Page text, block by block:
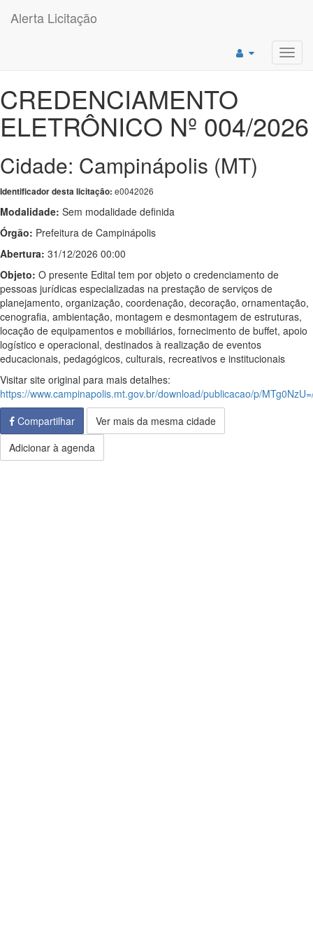
Alerta Licitação
CREDENCIAMENTO
ELETRÔNICO Nº 004/2026
Cidade: Campinápolis (MT)
Identificador desta licitação: e0042026
Modalidade: Sem modalidade definida
Órgão: Prefeitura de Campinápolis
Abertura: 31/12/2026 00:00
Objeto: O presente Edital tem por objeto o credenciamento de
pessoas jurídicas especializadas na prestação de serviços de
planejamento, organização, coordenação, decoração, ornamentação,
cenografia, ambientação, montagem e desmontagem de estruturas,
locação de equipamentos e mobiliários, fornecimento de buffet, apoio
logístico e operacional, destinados à realização de eventos
educacionais, pedagógicos, culturais, recreativos e institucionais
Visitar site original para mais detalhes:
https://www.campinapolis.mt.gov.br/download/publicacao/p/
Compartilhar
Ver mais da mesma cidade
Adicionar à agenda